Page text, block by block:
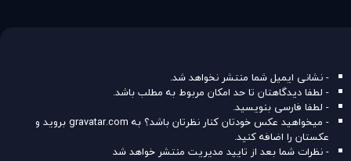
- نشانی ایمیل شما منتشر نخواهد شد.
- لطفا دیدگاهتان تا حد امکان مربوط به مطلب باشد.
- لطفا فارسی بنویسید.
- میخواهید عکس خودتان کنار نظرتان باشد؟ به gravatar.comبروید و
عکستان را اضافه کنید.
- نظرات شما بعد از تایید مدیریت منتشر خواهد شد